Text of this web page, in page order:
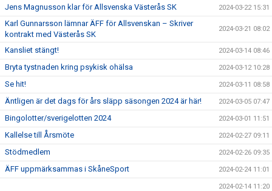
Jens Magnusson klar för Allsvenska Västerås SK 2024-03-22 15:31
Karl Gunnarsson lämnar ÄFF för Allsvenskan – Skriver
kontrakt med Västerås SK
2024-03-21 08:02
Kansliet stängt! 2024-03-14 08:46
Bryta tystnaden kring psykisk ohälsa 2024-03-12 10:28
Se hit! 2024-03-11 08:58
Äntligen är det dags för års släpp säsongen 2024 är här! 2024-03-05 07:47
Bingolotter/sverigelotten 2024 2024-03-01 11:51
Kallelse till Årsmöte 2024-02-27 09:11
Stödmedlem 2024-02-26 09:35
ÄFF uppmärksammas i SkåneSport 2024-02-24 11:01
2024-02-14 11:20